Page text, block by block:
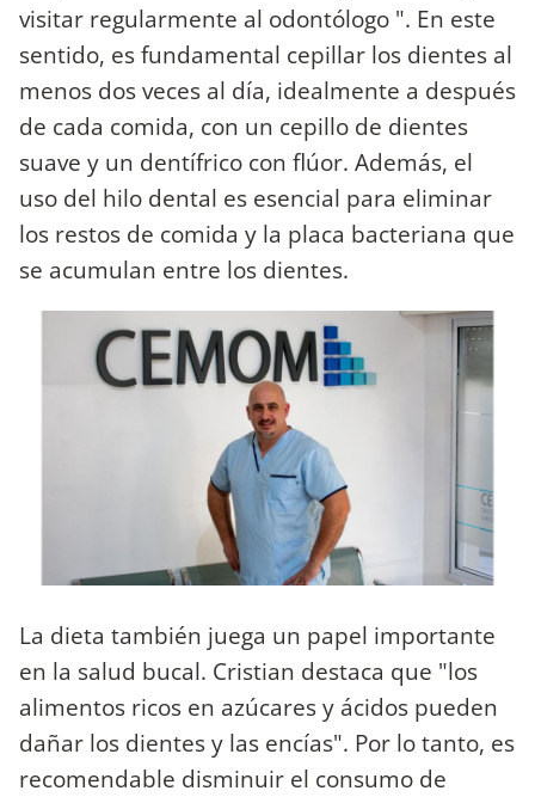
visitar regularmente al odontólogo ". En este
sentido, es fundamental cepillar los dientes al
menos dos veces al día, idealmente a después
de cada comida, con un cepillo de dientes
suave y un dentífrico con flúor. Además, el
uso del hilo dental es esencial para eliminar
los restos de comida y la placa bacteriana que
se acumulan entre los dientes.
La dieta también juega un papel importante
en la salud bucal. Cristian destaca que "los
alimentos ricos en azúcares y ácidos pueden
dañar los dientes y las encías". Por lo tanto, es
recomendable disminuir el consumo de